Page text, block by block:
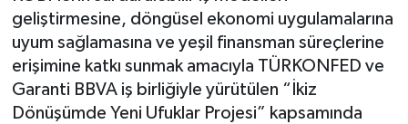
geliştirmesine, döngüsel ekonomi uygulamalarına
uyum sağlamasına ve yeşil finansman süreçlerine
erişimine katkı sunmak amacıyla TÜRKONFED ve
Garanti BBVA iş birliğiyle yürütülen “İkiz
Dönüşümde Yeni Ufuklar Projesi” kapsamında